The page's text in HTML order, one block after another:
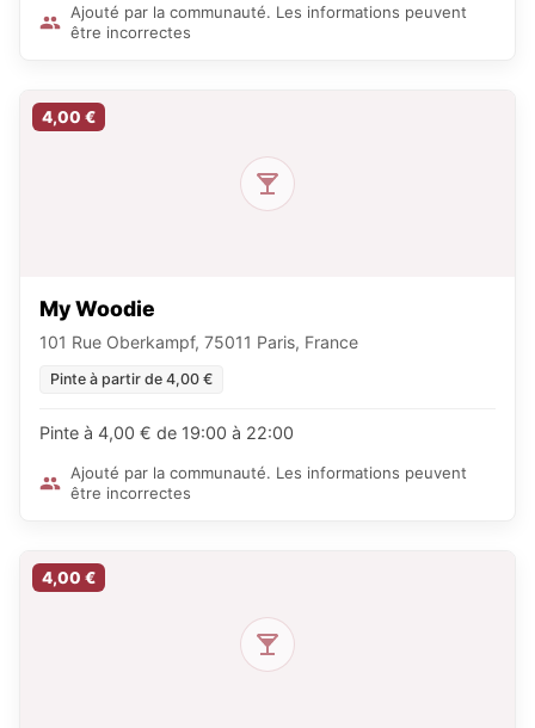
Ajouté par la communauté. Les informations peuvent
être incorrectes
4,00 €
My Woodie
101 Rue Oberkampf, 75011 Paris, France
Pinte à partir de 4,00 €
Pinte à 4,00 € de 19:00 à 22:00
Ajouté par la communauté. Les informations peuvent
être incorrectes
4,00 €